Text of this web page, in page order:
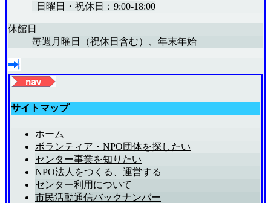
| 日曜日・祝休日：9:00-18:00
休館日
毎週月曜日（祝休日含む）、年末年始
サイトマップ
ホーム
ボランティア・NPO団体を探したい
センター事業を知りたい
NPO法人をつくる、運営する
センター利用について
市民活動通信バックナンバー